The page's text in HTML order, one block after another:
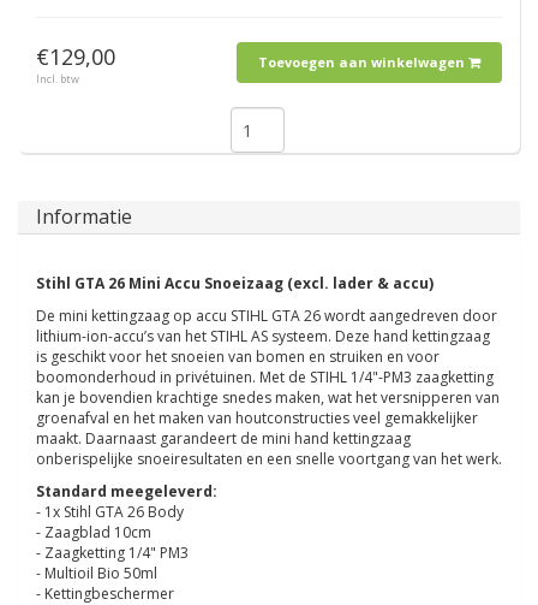
€129,00
Incl. btw
Toevoegen aan winkelwagen
Informatie
Stihl GTA 26 Mini Accu Snoeizaag (excl. lader & accu)
De mini kettingzaag op accu STIHL GTA 26 wordt aangedreven door
lithium-ion-accu’s van het STIHL AS systeem. Deze hand kettingzaag
is geschikt voor het snoeien van bomen en struiken en voor
boomonderhoud in privétuinen. Met de STIHL 1/4"-PM3 zaagketting
kan je bovendien krachtige snedes maken, wat het versnipperen van
groenafval en het maken van houtconstructies veel gemakkelijker
maakt. Daarnaast garandeert de mini hand kettingzaag
onberispelijke snoeiresultaten en een snelle voortgang van het werk.
Standard meegeleverd:
- 1x Stihl GTA 26 Body
- Zaagblad 10cm
- Zaagketting 1/4" PM3
- Multioil Bio 50ml
- Kettingbeschermer